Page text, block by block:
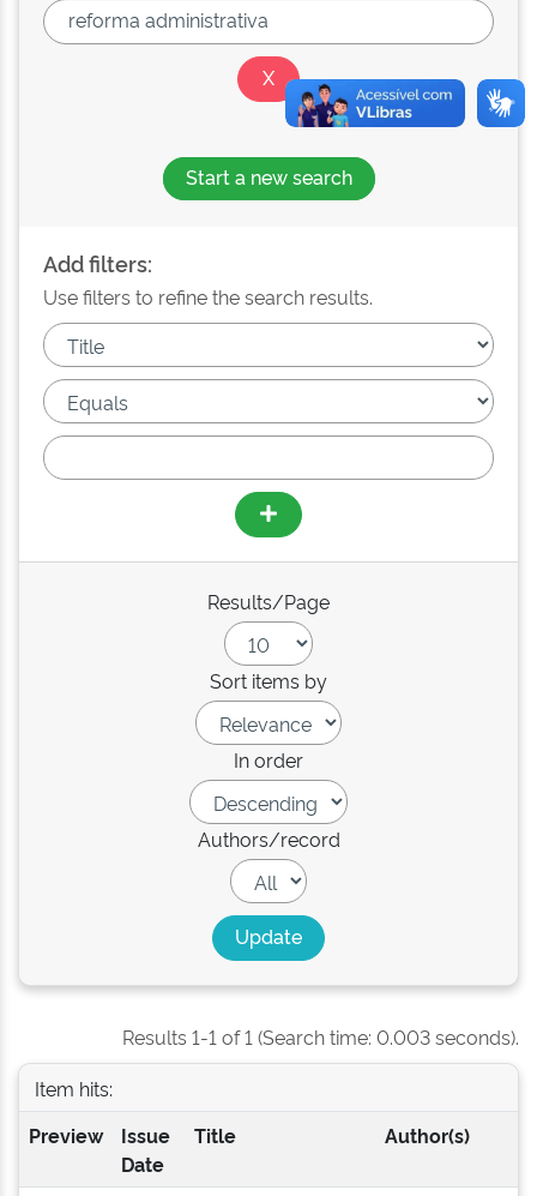
Start a new search
Add filters:
Use filters to refine the search results.
Results/Page
Sort items by
In order
Authors/record
Results 1-1 of 1 (Search time: 0.003 seconds).
Item hits:
Preview
Issue
Date
Title Author(s)